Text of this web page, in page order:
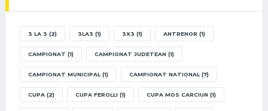
3 LA 3 (2) 3LA3 (1) 3X3 (1) ANTRENOR (1)
CAMPIONAT (1) CAMPIONAT JUDETEAN (1)
CAMPIONAT MUNICIPAL(1) CAMPIONAT NATIONAL(7)
CUPA (2) CUPA FEROLLI (1) CUPA MOS CARCIUN (1)